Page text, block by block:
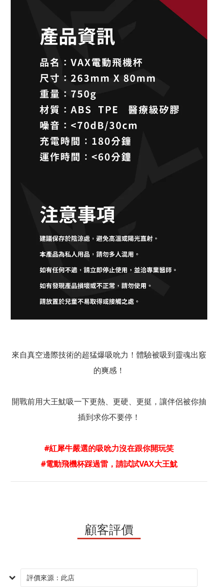
來自真空邊際技術的超猛爆吸吮力！ 體驗被吸到靈魂出竅
的爽感！
開戰前用大王魷吸一下更熱、更硬、更挺， 讓伴侶被你抽
插到求你不要停！
#紅犀牛嚴選的吸吮力沒在跟你開玩笑
#電動飛機杯踩過雷，請試試VAX大王魷
顧客評價